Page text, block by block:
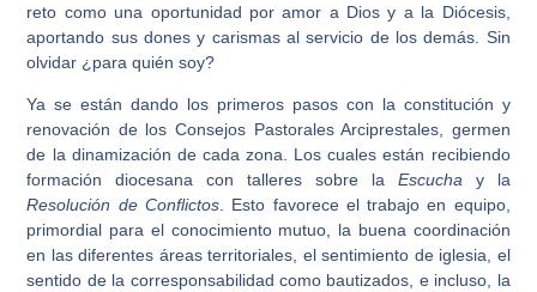
reto como una oportunidad por amor a Dios y a la Diócesis,
aportando sus dones y carismas al servicio de los demás. Sin
olvidar ¿para quién soy?
Ya se están dando los primeros pasos con la constitución y
renovación de los Consejos Pastorales Arciprestales, germen
de la dinamización de cada zona. Los cuales están recibiendo
formación diocesana con talleres sobre la Escuchay la
Resolución de Conflictos. Esto favorece el trabajo en equipo,
primordial para el conocimiento mutuo, la buena coordinación
en las diferentes áreas territoriales, el sentimiento de iglesia, el
sentido de la corresponsabilidad como bautizados, e incluso, la